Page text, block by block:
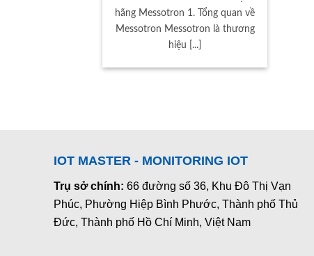
hãng Messotron 1. Tổng quan về
Messotron Messotron là thương
hiệu [...]
IOT MASTER - MONITORING IOT
Trụ sở chính: 66 đường số 36, Khu Đô Thị Vạn
Phúc, Phường Hiệp Bình Phước, Thành phố Thủ
Đức, Thành phố Hồ Chí Minh, Việt Nam